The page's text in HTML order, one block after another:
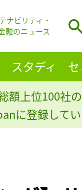
ナビリティ・
融のニュース
スタディ
額上位100社
に登録して